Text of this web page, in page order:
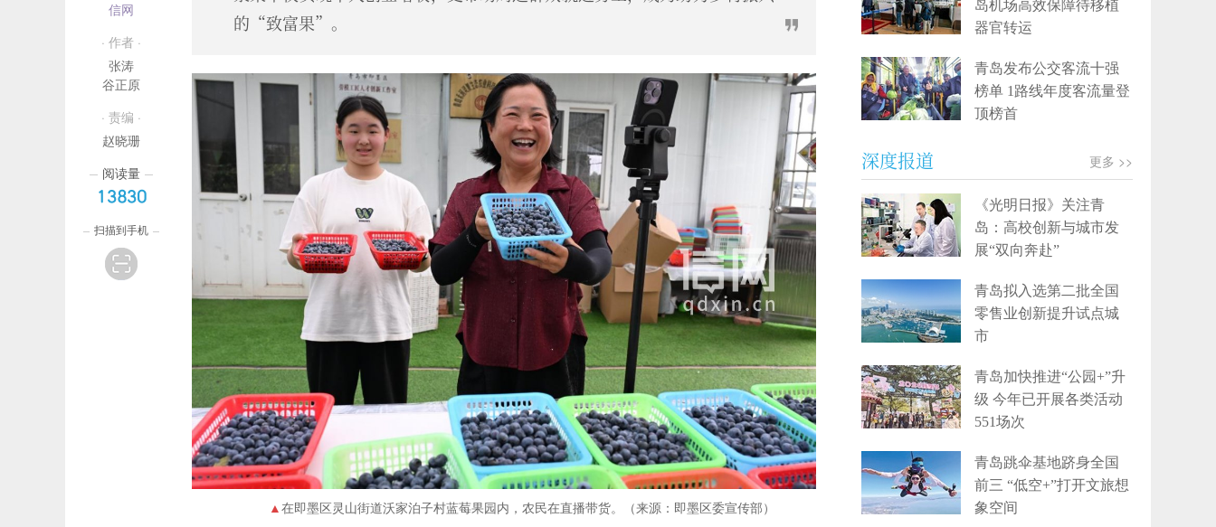
信网
· 作者 ·
张涛
谷正原
· 责编 ·
赵晓珊
阅读量
13830
扫描到手机
的“致富果”。
在即墨区灵山街道沃家泊子村蓝莓果园内，农民在直播带货。（来源：即墨区委宣传部）
岛机场高效保障待移植
器官转运
青岛发布公交客流十强
榜单 1路线年度客流量登
顶榜首
深度报道 更多 >>
《光明日报》关注青
岛：高校创新与城市发
展“双向奔赴”
青岛拟入选第二批全国
零售业创新提升试点城
市
青岛加快推进“公园+”升
级 今年已开展各类活动
551场次
青岛跳伞基地跻身全国
前三 “低空+”打开文旅想
象空间